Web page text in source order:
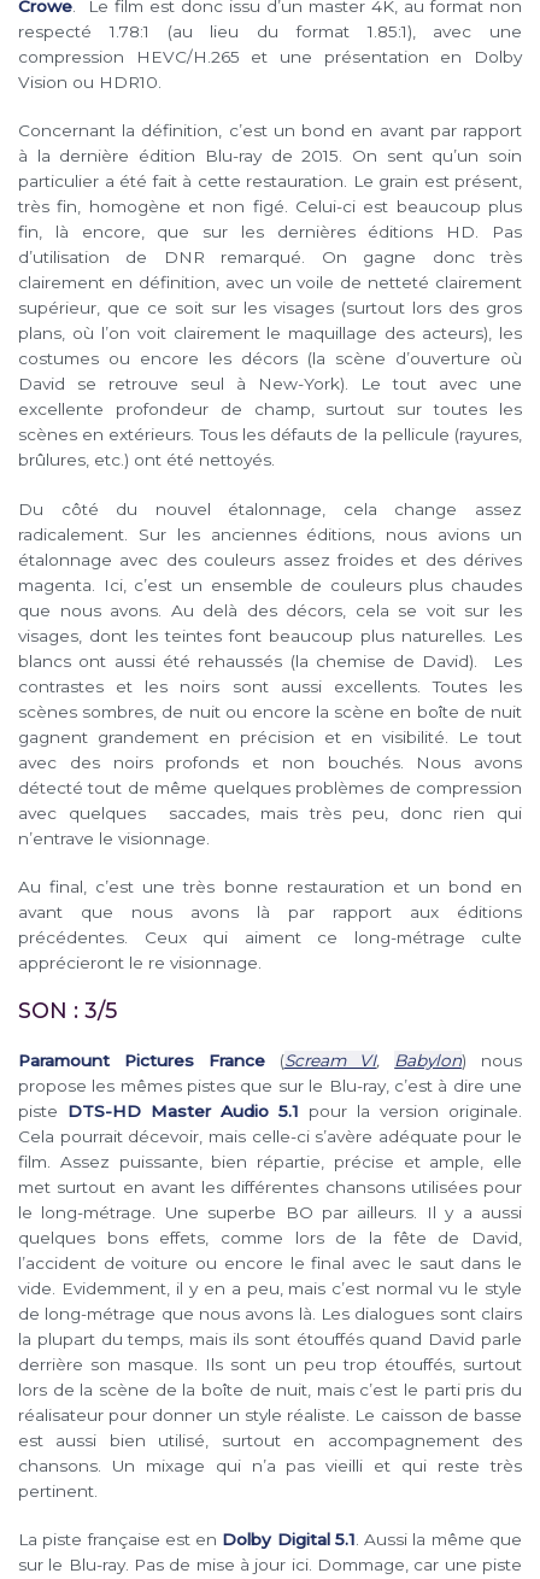
Crowe. Le film est donc issu d’un master 4K, au format non
respecté 1.78:1 (au lieu du format 1.85:1), avec une
compression HEVC/H.265 et une présentation en Dolby
Vision ou HDR10.
Concernant la définition, c’est un bond en avant par rapport
à la dernière édition Blu-ray de 2015. On sent qu’un soin
particulier a été fait à cette restauration. Le grain est présent,
très fin, homogène et non figé. Celui-ci est beaucoup plus
fin, là encore, que sur les dernières éditions HD. Pas
d’utilisation de DNR remarqué. On gagne donc très
clairement en définition, avec un voile de netteté clairement
supérieur, que ce soit sur les visages (surtout lors des gros
plans, où l’on voit clairement le maquillage des acteurs), les
costumes ou encore les décors (la scène d’ouverture où
David se retrouve seul à New-York). Le tout avec une
excellente profondeur de champ, surtout sur toutes les
scènes en extérieurs. Tous les défauts de la pellicule (rayures,
brûlures, etc.) ont été nettoyés.
Du côté du nouvel étalonnage, cela change assez
radicalement. Sur les anciennes éditions, nous avions un
étalonnage avec des couleurs assez froides et des dérives
magenta. Ici, c’est un ensemble de couleurs plus chaudes
que nous avons. Au delà des décors, cela se voit sur les
visages, dont les teintes font beaucoup plus naturelles. Les
blancs ont aussi été rehaussés (la chemise de David). Les
contrastes et les noirs sont aussi excellents. Toutes les
scènes sombres, de nuit ou encore la scène en boîte de nuit
gagnent grandement en précision et en visibilité. Le tout
avec des noirs profonds et non bouchés. Nous avons
détecté tout de même quelques problèmes de compression
avec quelques saccades, mais très peu, donc rien qui
n’entrave le visionnage.
Au final, c’est une très bonne restauration et un bond en
avant que nous avons là par rapport aux éditions
précédentes. Ceux qui aiment ce long-métrage culte
apprécieront le re visionnage.
SON : 3/5
Paramount Pictures France(Scream VI, Babylon) nous
propose les mêmes pistes que sur le Blu-ray, c’est à dire une
piste DTS-HD Master Audio 5.1 pour la version originale.
Cela pourrait décevoir, mais celle-ci s’avère adéquate pour le
film. Assez puissante, bien répartie, précise et ample, elle
met surtout en avant les différentes chansons utilisées pour
le long-métrage. Une superbe BO par ailleurs. Il y a aussi
quelques bons effets, comme lors de la fête de David,
l’accident de voiture ou encore le final avec le saut dans le
vide. Evidemment, il y en a peu, mais c’est normal vu le style
de long-métrage que nous avons là. Les dialogues sont clairs
la plupart du temps, mais ils sont étouffés quand David parle
derrière son masque. Ils sont un peu trop étouffés, surtout
lors de la scène de la boîte de nuit, mais c’est le parti pris du
réalisateur pour donner un style réaliste. Le caisson de basse
est aussi bien utilisé, surtout en accompagnement des
chansons. Un mixage qui n’a pas vieilli et qui reste très
pertinent.
La piste française est en Dolby Digital 5.1 . Aussi la même que
sur le Blu-ray. Pas de mise à jour ici. Dommage, car une piste